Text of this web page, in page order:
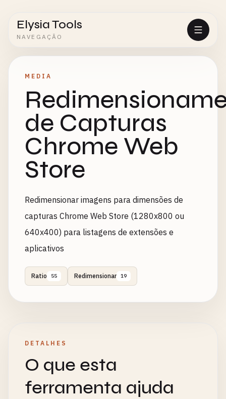
Elysia Tools
NAVEGAÇÃO
MEDIA
de Capturas
Chrome Web
Store
Redimensionar imagens para dimensões de
capturas Chrome Web Store (1280x800 ou
640x400) para listagens de extensões e
aplicativos
Ratio 55 Redimensionar 19
DETALHES
O que esta
ferramenta ajuda